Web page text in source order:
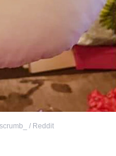
/ Reddit